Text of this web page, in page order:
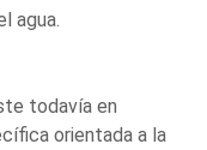
agua.
todavía en
orientada a la